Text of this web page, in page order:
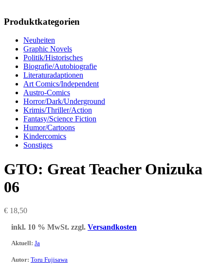
Produktkategorien
Neuheiten
Graphic Novels
Politik/Historisches
Biografie/Autobiografie
Literaturadaptionen
Art Comics/Independent
Austro-Comics
Horror/Dark/Underground
Krimis/Thriller/Action
Fantasy/Science Fiction
Humor/Cartoons
Kindercomics
Sonstiges
GTO: Great Teacher Onizuka
06
€ 18,50
inkl. 10 % MwSt. zzgl. Versandkosten
Aktuell: Ja
Autor: Toru Fujisawa